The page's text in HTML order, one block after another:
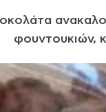
φουντουκιών,